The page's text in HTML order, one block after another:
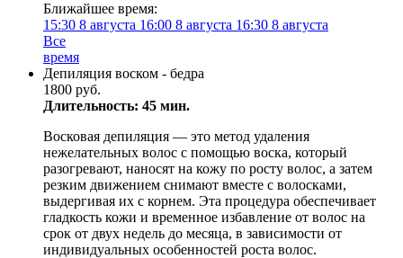
Ближайшее время:
15:30 8 августа 16:00 8 августа 16:30 8 августа
Все
время
Депиляция воском - бедра
1800 руб.
Длительность: 45 мин.
Восковая депиляция — это метод удаления
нежелательных волос с помощью воска, который
разогревают, наносят на кожу по росту волос, а затем
резким движением снимают вместе с волосками,
выдергивая их с корнем. Эта процедура обеспечивает
гладкость кожи и временное избавление от волос на
срок от двух недель до месяца, в зависимости от
индивидуальных особенностей роста волос.